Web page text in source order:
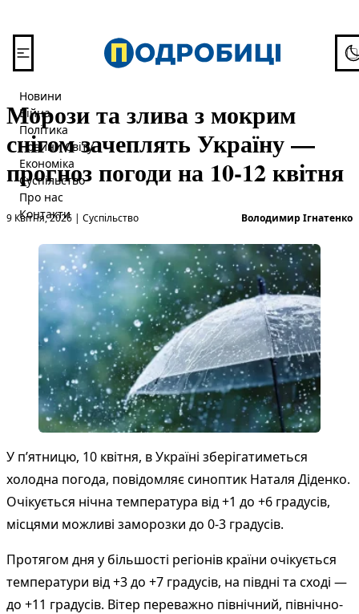
Новини
Війна
Політика
Новини Світу
Економіка
Суспільство
Про нас
Контакти
Морози та злива з мокрим
снігом зачеплять Україну —
прогноз погоди на 10-12 квітня
9 Квітня, 2026 |
Опубліковано вСуспільство Володимир Ігнатенко
У п’ятницю, 10 квітня, в Україні зберігатиметься
холодна погода, повідомляє синоптик Наталя Діденко.
Очікується нічна температура від +1 до +6 градусів,
місцями можливі заморозки до 0-3 градусів.
Протягом дня у більшості регіонів країни очікується
температури від +3 до +7 градусів, на півдні та сході —
до +11 градусів. Вітер переважно північний, північно-